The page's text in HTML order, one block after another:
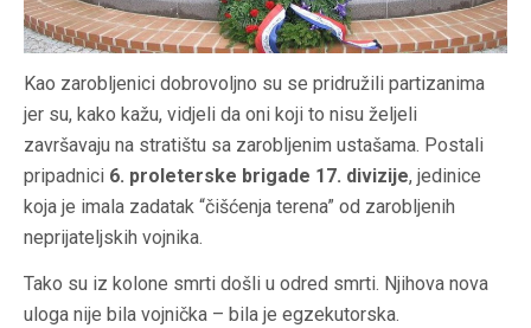
Kao zarobljenici dobrovoljno su se pridružili partizanima
jer su, kako kažu, vidjeli da oni koji to nisu željeli
završavaju na stratištu sa zarobljenim ustašama. Postali
pripadnici 6. proleterske brigade 17. divizije, jedinice
koja je imala zadatak “čišćenja terena” od zarobljenih
neprijateljskih vojnika.
Tako su iz kolone smrti došli u odred smrti. Njihova nova
uloga nije bila vojnička – bila je egzekutorska.